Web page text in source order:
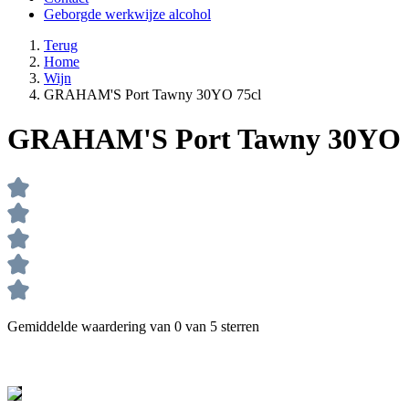
Geborgde werkwijze alcohol
Terug
Home
Wijn
GRAHAM'S Port Tawny 30YO 75cl
GRAHAM'S Port Tawny 30YO
Gemiddelde waardering van 0 van 5 sterren